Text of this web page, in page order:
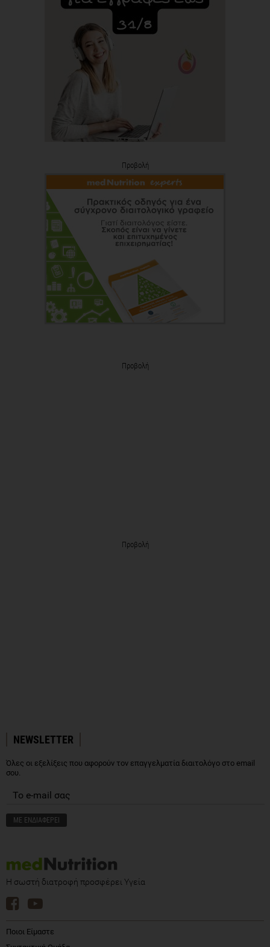
Προβολή
Προβολή
Προβολή
NEWSLETTER
Όλες οι εξελίξεις που αφορούν τον επαγγελματία διαιτολόγο στο email
σου.
Η σωστή διατροφή προσφέρει Υγεία
Ποιοι Είμαστε